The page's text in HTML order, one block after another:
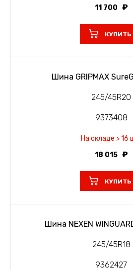
11 700
КУПИТЬ
Шина GRIPMAX
245/45R20
9373408
На складе > 16
18 015
КУПИТЬ
Шина NEXEN
245/45R18
9362427